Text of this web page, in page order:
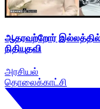
ஆதரவற்றோர் இல்லத்தில்
நிதியுதவி
அரசியல்
தொலைக்காட்சி